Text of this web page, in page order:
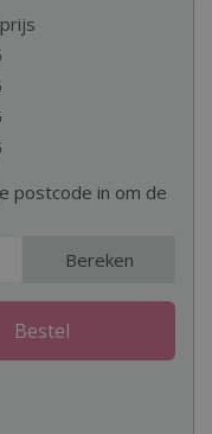
postcode in om de
Bereken